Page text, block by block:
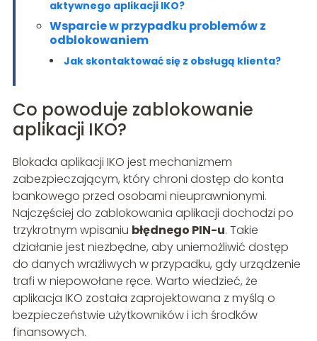
aktywnego aplikacji IKO?
Wsparcie w przypadku problemów z
odblokowaniem
Jak skontaktować się z obsługą klienta?
Co powoduje zablokowanie
aplikacji IKO?
Blokada aplikacji IKO jest mechanizmem
zabezpieczającym, który chroni dostęp do konta
bankowego przed osobami nieuprawnionymi.
Najczęściej do zablokowania aplikacji dochodzi po
trzykrotnym wpisaniu błędnego PIN-u. Takie
działanie jest niezbędne, aby uniemożliwić dostęp
do danych wrażliwych w przypadku, gdy urządzenie
trafi w niepowołane ręce. Warto wiedzieć, że
aplikacja IKO została zaprojektowana z myślą o
bezpieczeństwie użytkowników i ich środków
finansowych.